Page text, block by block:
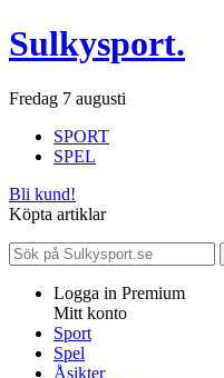
Sulkysport.
Fredag 7 augusti
SPORT
SPEL
Bli kund!
Köpta artiklar
Logga in Premium
Mitt konto
Sport
Spel
Åsikter